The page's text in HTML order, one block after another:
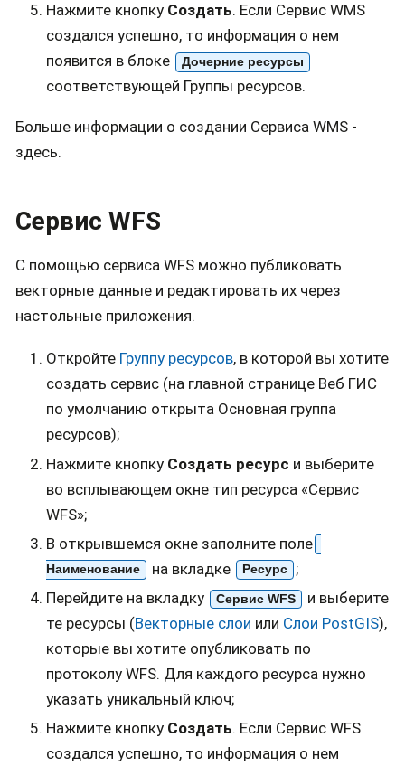
Нажмите кнопку Создать. Если Сервис WMS
создался успешно, то информация о нем
появится в блоке
Дочерние ресурсы
соответствующей Группы ресурсов.
Больше информации о создании Сервиса WMS -
здесь.
Сервис WFS
С помощью сервиса WFS можно публиковать
векторные данные и редактировать их через
настольные приложения.
Откройте Группу ресурсов, в которой вы хотите
создать сервис (на главной странице Веб ГИС
по умолчанию открыта Основная группа
ресурсов);
Нажмите кнопку Создать ресурс и выберите
во всплывающем окне тип ресурса «Сервис
WFS»;
В открывшемся окне заполните поле
Наименование на вкладке Ресурс
;
Перейдите на вкладку
Сервис WFS
и выберите
те ресурсы (Векторные слои или Слои PostGIS),
которые вы хотите опубликовать по
протоколу WFS. Для каждого ресурса нужно
указать уникальный ключ;
Нажмите кнопку Создать. Если Сервис WFS
создался успешно, то информация о нем